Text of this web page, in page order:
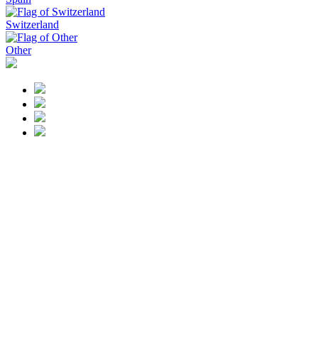
Switzerland
Other